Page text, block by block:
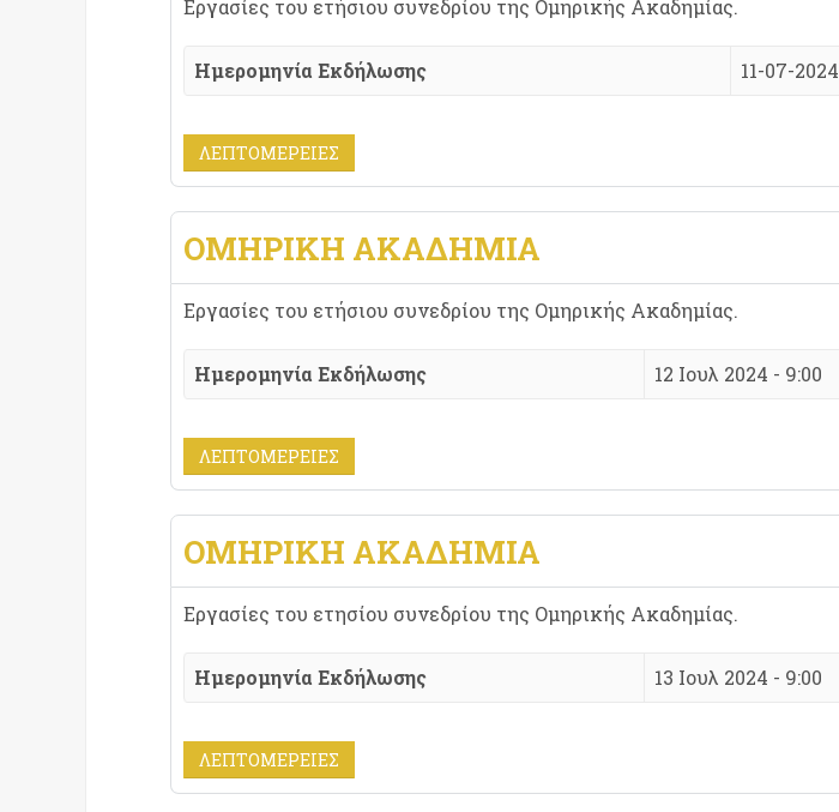
Εργασίες του ετήσιου συνεδρίου της Ομηρικής Ακαδημίας.
Ημερομηνία Εκδήλωσης 11-07-2024
ΛΕΠΤΟΜΈΡΕΙΕΣ
ΟΜΗΡΙΚΗ ΑΚΑΔΗΜΙΑ
Εργασίες του ετήσιου συνεδρίου της Ομηρικής Ακαδημίας.
Ημερομηνία Εκδήλωσης 12 Ιουλ 2024 - 9:00
ΛΕΠΤΟΜΈΡΕΙΕΣ
ΟΜΗΡΙΚΗ ΑΚΑΔΗΜΙΑ
Εργασίες του ετησίου συνεδρίου της Ομηρικής Ακαδημίας.
Ημερομηνία Εκδήλωσης 13 Ιουλ 2024 - 9:00
ΛΕΠΤΟΜΈΡΕΙΕΣ